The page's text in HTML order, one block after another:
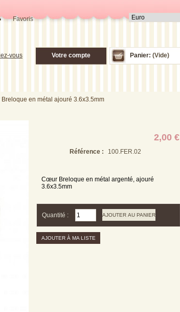
Favoris
vous Votre compte Panier: (Vide)
en métal ajouré 3.6x3.5mm
2,00 €
Référence : 100.FER.02
Cœur Breloque en métal argenté, ajouré
3.6x3.5mm
Quantité :
AJOUTER À MA LISTE